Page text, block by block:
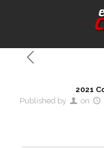
2021
Published by
on